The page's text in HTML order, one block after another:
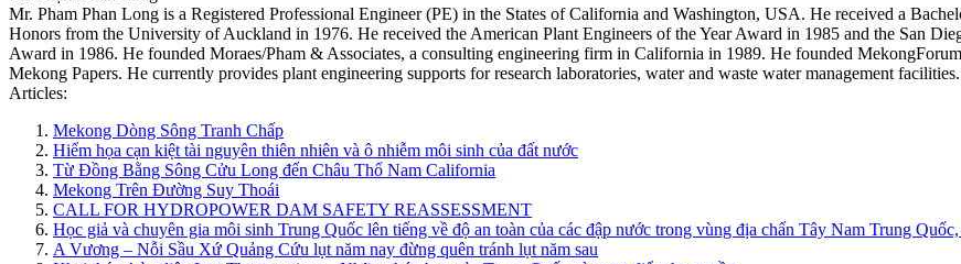
Mr. Pham Phan Long is a Registered Professional Engineer (PE) in the States of California and Washington, USA. He received a
Honors from the University of Auckland in 1976. He received the American Plant Engineers of the Year Award in 1985 and the San
Award in 1986. He founded Moraes/Pham & Associates, a consulting engineering firm in California in 1989. He founded
Mekong Papers. He currently provides plant engineering supports for research laboratories, water and waste water management facilities.
Articles:
Mekong Dòng Sông Tranh Chấp
Hiểm họa cạn kiệt tài nguyên thiên nhiên và ô nhiễm môi sinh của đất nước
Từ Đồng Bằng Sông Cửu Long đến Châu Thổ Nam California
Mekong Trên Đường Suy Thoái
CALL FOR HYDROPOWER DAM SAFETY REASSESSMENT
Học giả và chuyên gia môi sinh Trung Quốc lên tiếng về độ an toàn của các đập nước trong vùng địa chấn Tây Nam Trung
A Vương – Nỗi Sầu Xứ Quảng Cứu lụt năm nay đừng quên tránh lụt năm sau